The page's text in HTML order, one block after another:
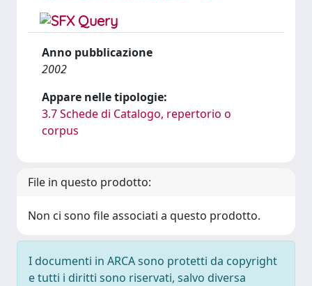
Anno pubblicazione
2002
Appare nelle tipologie:
3.7 Schede di Catalogo, repertorio o
corpus
File in questo prodotto:
Non ci sono file associati a questo prodotto.
I documenti in ARCA sono protetti da copyright
e tutti i diritti sono riservati, salvo diversa